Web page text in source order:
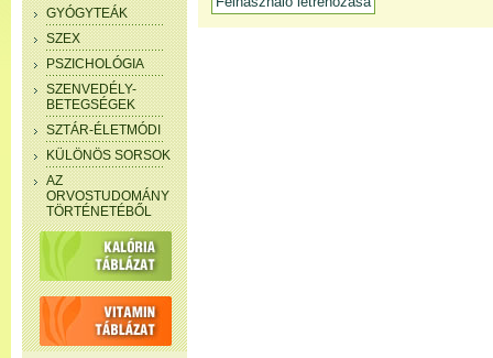
GYÓGYTEÁK
SZEX
PSZICHOLÓGIA
SZENVEDÉLY-
BETEGSÉGEK
SZTÁR-ÉLETMÓDI
KÜLÖNÖS SORSOK
AZ
ORVOSTUDOMÁNY
TÖRTÉNETÉBŐL